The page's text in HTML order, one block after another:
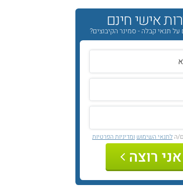
אישי חינם
על תנאי קבלה - סמינר הקיבוצים?
הלתנאי השימוש ומדיניות הפרטיות
אני רוצה